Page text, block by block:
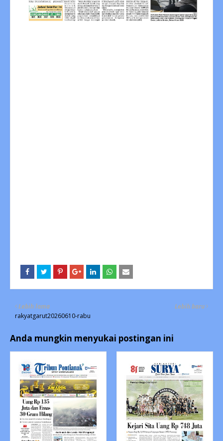
Lebih baru
Lebih lama
rakyatgarut20260610-rabu
Anda mungkin menyukai postingan ini